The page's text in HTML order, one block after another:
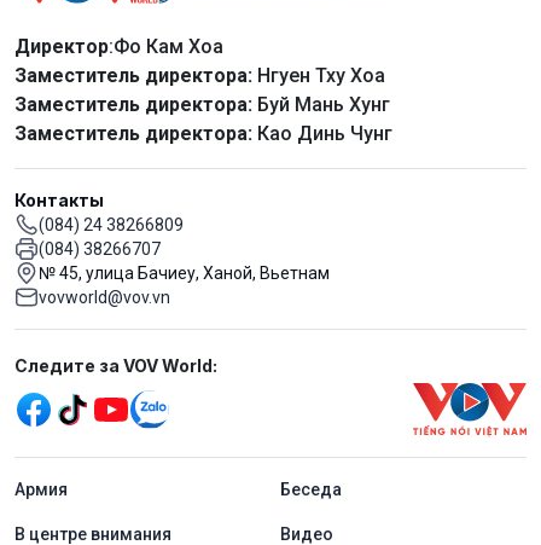
Директор:Фо Кам Хоа
Заместитель директора: Нгуен Тху Хоа
Заместитель директора: Буй Мань Хунг
Заместитель директора: Као Динь Чунг
Контакты
(084) 24 38266809
(084) 38266707
№ 45, улица Бачиеу, Ханой, Вьетнам
vovworld@vov.vn
Mạng xã hội
Следите за VOV World:
menu footer tiếng Nga
Aрмия Беседа
В центре внимания Видео